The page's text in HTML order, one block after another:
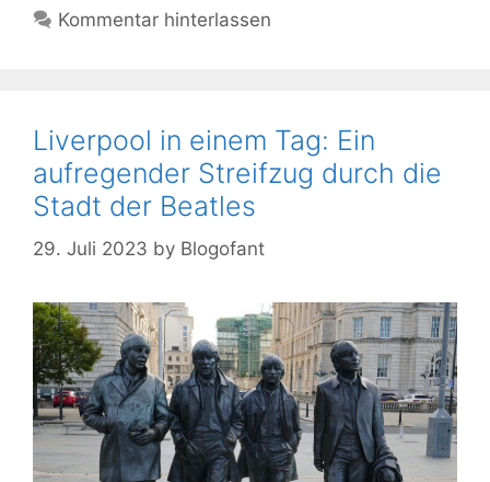
Kommentar hinterlassen
Liverpool in einem Tag: Ein
aufregender Streifzug durch die
Stadt der Beatles
29. Juli 2023 by Blogofant